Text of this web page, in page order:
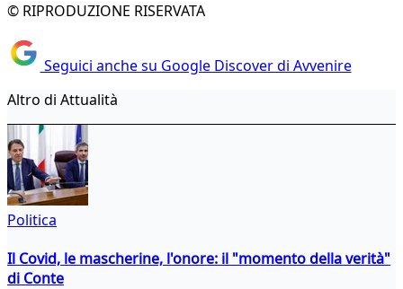
© RIPRODUZIONE RISERVATA
Seguici anche su Google Discover di Avvenire
Altro di Attualità
Politica
Il Covid, le mascherine, l'onore: il "momento della verità"
di Conte